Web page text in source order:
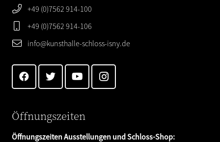
+49 (0)7562 914-100
+49 (0)7562 914-106
info@kunsthalle-schloss-isny.de
Öffnungszeiten
Öffnungszeiten Ausstellungen und Schloss-Shop: